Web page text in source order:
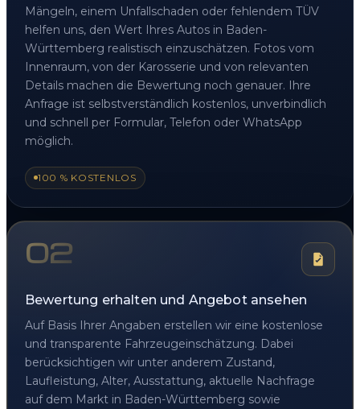
Mängeln, einem Unfallschaden oder fehlendem TÜV
helfen uns, den Wert Ihres Autos in Baden-
Württemberg realistisch einzuschätzen. Fotos vom
Innenraum, von der Karosserie und von relevanten
Details machen die Bewertung noch genauer. Ihre
Anfrage ist selbstverständlich kostenlos, unverbindlich
und schnell per Formular, Telefon oder WhatsApp
möglich.
100 % KOSTENLOS
02
Bewertung erhalten und Angebot ansehen
Auf Basis Ihrer Angaben erstellen wir eine kostenlose
und transparente Fahrzeugeinschätzung. Dabei
berücksichtigen wir unter anderem Zustand,
Laufleistung, Alter, Ausstattung, aktuelle Nachfrage
auf dem Markt in Baden-Württemberg sowie